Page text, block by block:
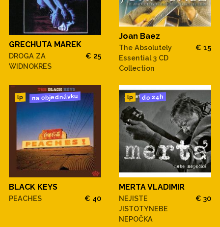
GRECHUTA MAREK
DROGA ZA
WIDNOKRES
€ 25
Joan Baez
The Absolutely
Essential 3 CD
Collection
€ 15
lp na objednávku
BLACK KEYS
PEACHES € 40
lp do 24h
MERTA VLADIMIR
NEJISTE
JISTOTYNEBE
NEPOČKA
€ 30